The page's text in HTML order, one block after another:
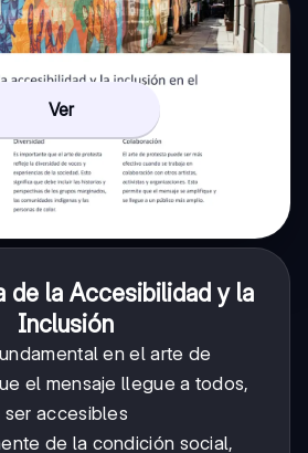
Ver
de la Accesibilidad y la
Inclusión
en el arte de
el mensaje llegue a todos,
accesibles
de la condición social,